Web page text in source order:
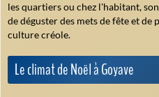
les quartiers ou chez l'habitant,
de déguster des mets de fête et
culture créole.
Le climat de Noël à Goyave